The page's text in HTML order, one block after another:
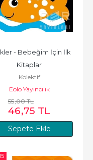
Sepete Ekle
- Bebeğim İçin İlk
Kitaplar
Kolektif
Eolo Yayıncılık
55,00TL
46,75 TL